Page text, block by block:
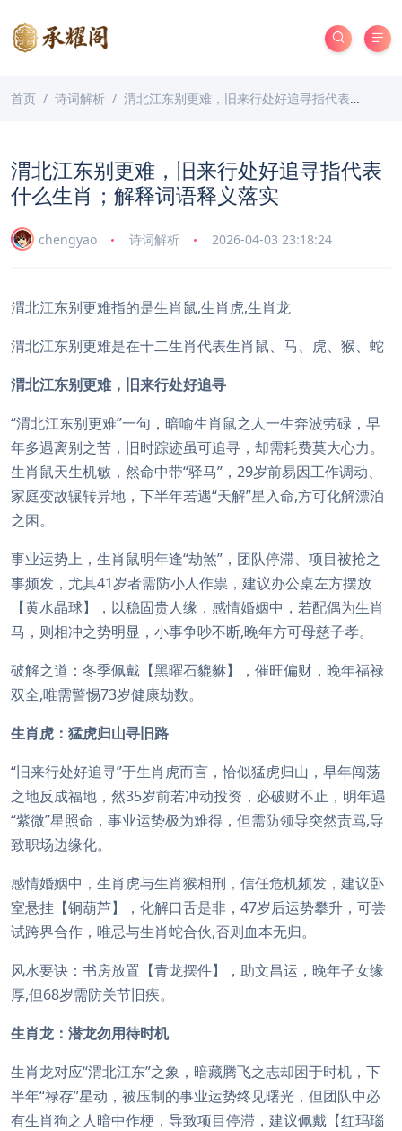
首页 诗词解析 渭北江东别更难，旧来行处好追寻指代表什么生肖；解释词语释义落实
渭北江东别更难，旧来行处好追寻指代表
什么生肖；解释词语释义落实
chengyao 诗词解析 2026-04-03 23:18:24
渭北江东别更难指的是生肖鼠,生肖虎,生肖龙
渭北江东别更难是在十二生肖代表生肖鼠、马、虎、猴、蛇
渭北江东别更难，旧来行处好追寻
“渭北江东别更难”一句，暗喻生肖鼠之人一生奔波劳碌，早
年多遇离别之苦，旧时踪迹虽可追寻，却需耗费莫大心力。
生肖鼠天生机敏，然命中带“驿马”，29岁前易因工作调动、
家庭变故辗转异地，下半年若遇“天解”星入命,方可化解漂泊
之困。
事业运势上，生肖鼠明年逢“劫煞”，团队停滞、项目被抢之
事频发，尤其41岁者需防小人作祟，建议办公桌左方摆放
【黄水晶球】，以稳固贵人缘，感情婚姻中，若配偶为生肖
马，则相冲之势明显，小事争吵不断,晚年方可母慈子孝。
破解之道：冬季佩戴【黑曜石貔貅】，催旺偏财，晚年福禄
双全,唯需警惕73岁健康劫数。
生肖虎：猛虎归山寻旧路
“旧来行处好追寻”于生肖虎而言，恰似猛虎归山，早年闯荡
之地反成福地，然35岁前若冲动投资，必破财不止，明年遇
“紫微”星照命，事业运势极为难得，但需防领导突然责骂,导
致职场边缘化。
感情婚姻中，生肖虎与生肖猴相刑，信任危机频发，建议卧
室悬挂【铜葫芦】，化解口舌是非，47岁后运势攀升，可尝
试跨界合作，唯忌与生肖蛇合伙,否则血本无归。
风水要诀：书房放置【青龙摆件】，助文昌运，晚年子女缘
厚,但68岁需防关节旧疾。
生肖龙：潜龙勿用待时机
生肖龙对应“渭北江东”之象，暗藏腾飞之志却困于时机，下
半年“禄存”星动，被压制的事业运势终见曙光，但团队中必
有生肖狗之人暗中作梗，导致项目停滞，建议佩戴【红玛瑙